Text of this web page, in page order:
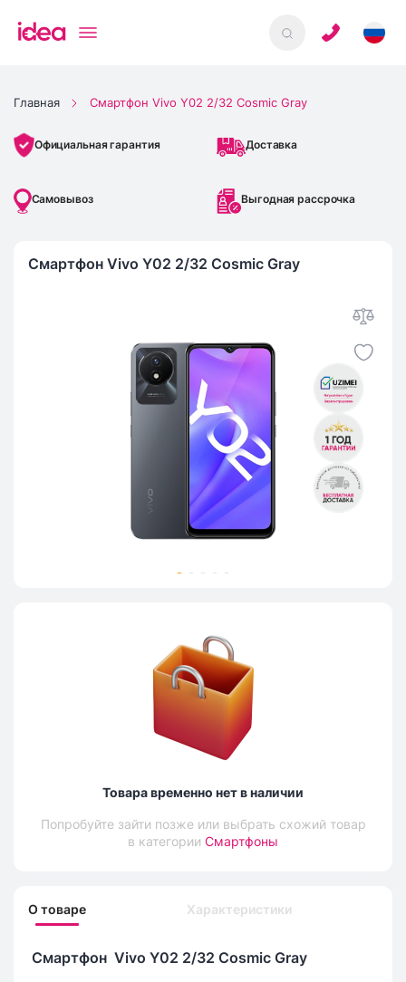
Главная Смартфон Vivo Y02 2/32 Cosmic Gray
Официальная гарантия Доставка
Самовывоз Выгодная рассрочка
Смартфон Vivo Y02 2/32 Cosmic Gray
Товара временно нет в наличии
Попробуйте зайти позже или выбрать схожий товар
в категории Смартфоны
О товаре Характеристики
Смартфон Vivo Y02 2/32 Cosmic Gray